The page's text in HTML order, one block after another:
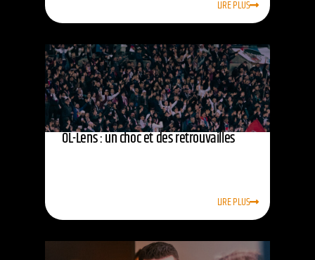
LIRE PLUS
OL-Lens : un choc et des retrouvailles
LIRE PLUS